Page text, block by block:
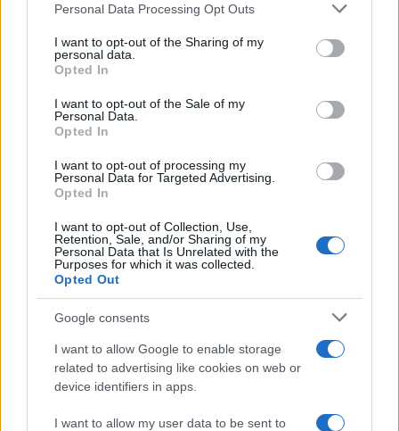
Personal Data Processing Opt Outs
I want to opt-out of the Sharing of my
personal data.
Opted In
I want to opt-out of the Sale of my
Personal Data.
Opted In
I want to opt-out of processing my
Personal Data for Targeted Advertising.
Opted In
I want to opt-out of Collection, Use,
Retention, Sale, and/or Sharing of my
Personal Data that Is Unrelated with the
Purposes for which it was collected.
Opted Out
Google consents
I want to allow Google to enable storage
related to advertising like cookies on web or
device identifiers in apps.
I want to allow my user data to be sent to
L’episodio, consumatosi intorno alle 18, ha avuto
luogo subito dopo l’interrogatorio di garanzia di
Begalli. “In quel momento il mio assistito si
figlio minorenne della donna – racconta l’avvocato
Massimo Dal Ben – è stato un autentico raid
punitivo, gridavano di volerlo uccidere, Begalli e il
ragazzo hanno cercato in ogni modo di bloccare la
porta dall’interno per impedire a quelle persone di
buttarla giù”. Gli aggressori avrebbero fatto sapere
di voler tornare per finire il lavoro”. L’avvocato
punta il dito contro “un manipolo di almeno
trenta uomini, tutti di coloree con il volto
camuffato da magliette e bandane, che gridavano